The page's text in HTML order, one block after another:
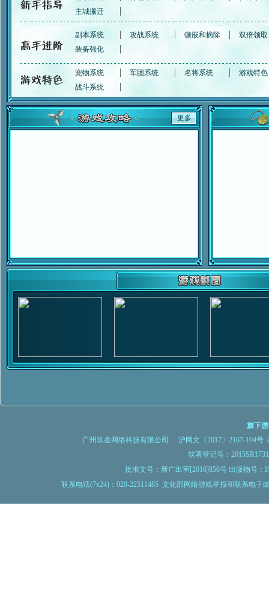
主城搬迁
副本系统 攻战系统 镶嵌和摘除
双倍领取
装备强化
宠物系统 军团系统 名将系统
游戏特色
战斗系统
更多
旗下
广州玖叁网络科技有限公司
沪网文〔2017〕2167-104号
软著登记号：
批准文号：新广出审[2016]850号 出版物号：
联系电话(7x24)：020-22511485 文化部网络游戏举报和联系电